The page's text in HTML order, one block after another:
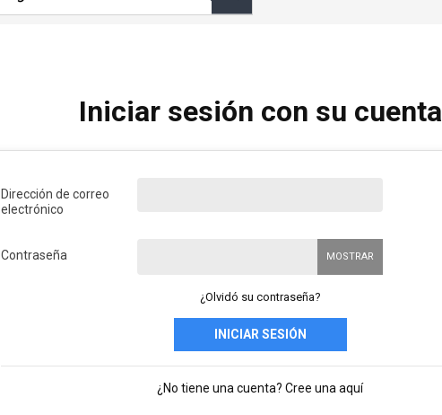
Iniciar sesión con su cuenta
Dirección de correo
electrónico
Contraseña MOSTRAR
¿Olvidó su contraseña?
INICIAR SESIÓN
¿No tiene una cuenta? Cree una aquí